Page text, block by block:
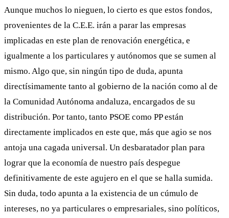
Aunque muchos lo nieguen, lo cierto es que estos fondos,
provenientes de la C.E.E. irán a parar las empresas
implicadas en este plan de renovación energética, e
igualmente a los particulares y autónomos que se sumen al
mismo. Algo que, sin ningún tipo de duda, apunta
directísimamente tanto al gobierno de la nación como al de
la Comunidad Autónoma andaluza, encargados de su
distribución. Por tanto, tanto PSOE como PP están
directamente implicados en este que, más que agio se nos
antoja una cagada universal. Un desbaratador plan para
lograr que la economía de nuestro país despegue
definitivamente de este agujero en el que se halla sumida.
Sin duda, todo apunta a la existencia de un cúmulo de
intereses, no ya particulares o empresariales, sino políticos,